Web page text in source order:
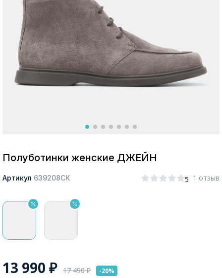
Москва
Полуботинки женские ДЖЕЙН
Артикул 639208СК 5 1 отзыв
13 990 ₽ 17 490₽ -20%